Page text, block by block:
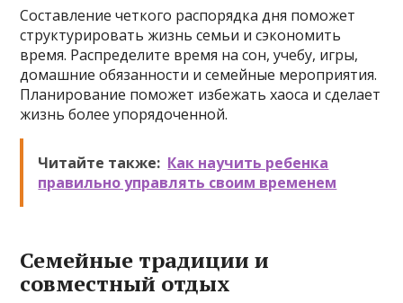
Составление четкого распорядка дня поможет
структурировать жизнь семьи и сэкономить
время. Распределите время на сон, учебу, игры,
домашние обязанности и семейные мероприятия.
Планирование поможет избежать хаоса и сделает
жизнь более упорядоченной.
Читайте также: Как научить ребенка
правильно управлять своим временем
Семейные традиции и
совместный отдых